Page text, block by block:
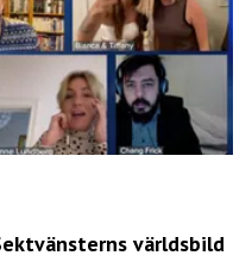
världsbild